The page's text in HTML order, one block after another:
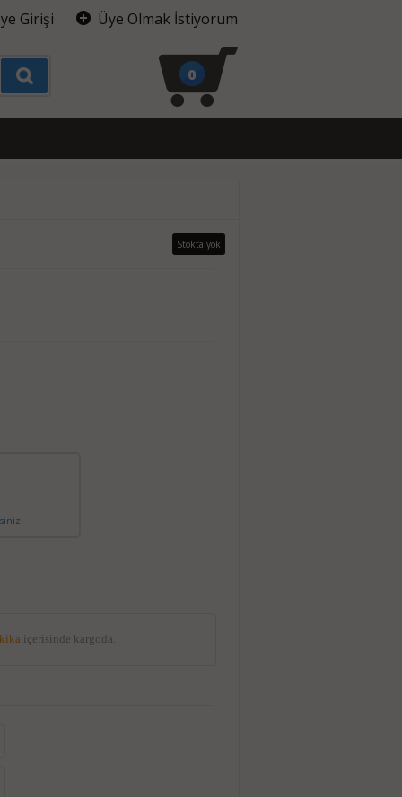
Girişi Üye Olmak İstiyorum
0
Stokta yok
içerisinde kargoda.